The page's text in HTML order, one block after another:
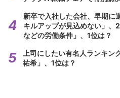
新卒で入社した会社、早期
キルアップが見込めない」、
などの労働条件」、1位は？
上司にしたい有名人ランキ
祐希」、1位は？